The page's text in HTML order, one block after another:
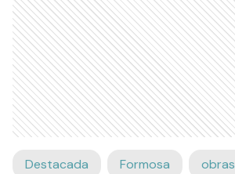
Destacada Formosa obras